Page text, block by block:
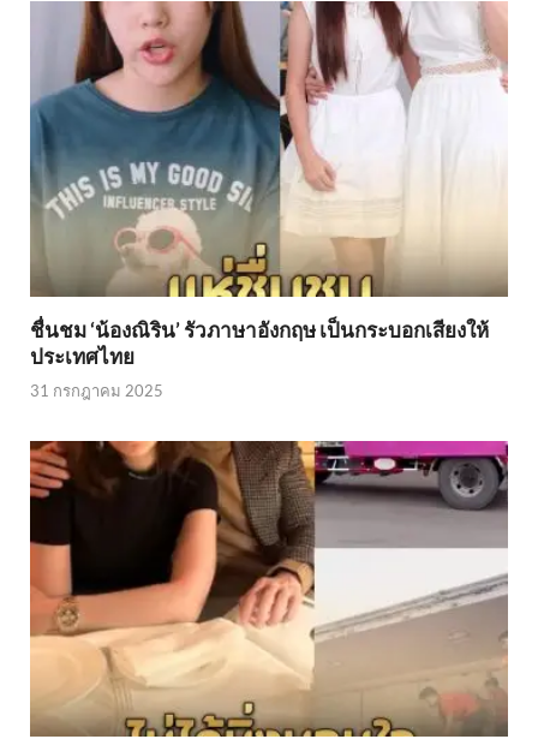
ชื่นชม ‘น้องณิริน’ รัวภาษาอังกฤษ เป็นกระบอกเสียงให้
ประเทศไทย
31 กรกฎาคม 2025